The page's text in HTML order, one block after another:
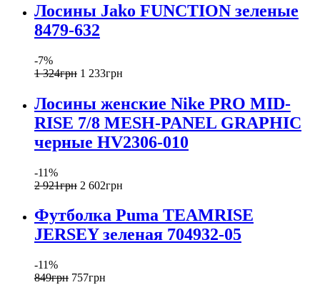
Лосины Jako FUNCTION зеленые
8479-632
-7%
1 324грн 1 233грн
Лосины женские Nike PRO MID-
RISE 7/8 MESH-PANEL GRAPHIC
черные HV2306-010
-11%
2 921грн 2 602грн
Футболка Puma TEAMRISE
JERSEY зеленая 704932-05
-11%
849грн 757грн